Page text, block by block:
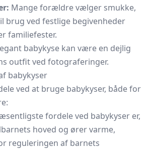
Mange forældre vælger smukke,
brug ved festlige begivenheder
familiefester.
babykyse kan være en dejlig
outfit ved fotograferinger.
babykyser
ved at bruge babykyser, både for
fordele ved babykyser er,
hoved og ører varme,
reguleringen af barnets